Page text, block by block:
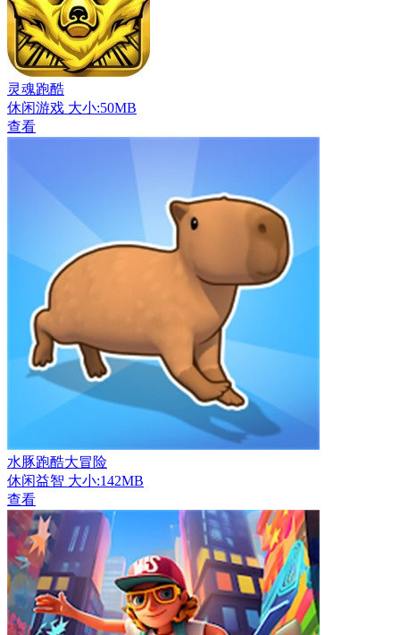
灵魂跑酷
休闲游戏 大小:50MB
查看
水豚跑酷大冒险
休闲益智 大小:142MB
查看